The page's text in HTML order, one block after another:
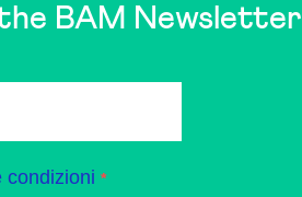
BAM Newsletter
condizioni